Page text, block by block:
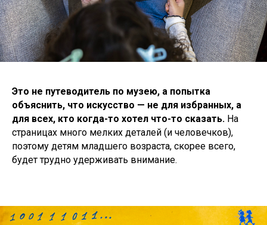
Это не путеводитель по музею, а попытка
объяснить, что искусство — не для избранных, а
для всех, кто когда-то хотел что-то сказать. На
страницах много мелких деталей (и человечков),
поэтому детям младшего возраста, скорее всего,
будет трудно удерживать внимание.